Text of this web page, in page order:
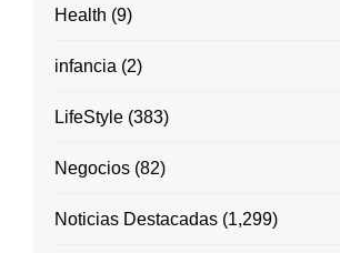
Health (9)
infancia (2)
LifeStyle (383)
Negocios (82)
Noticias Destacadas (1,299)